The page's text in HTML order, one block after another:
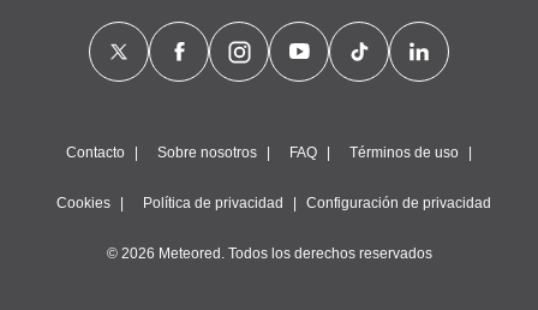
Contacto Sobre nosotros FAQ Términos de uso
Cookies Política de privacidad Configuración de privacidad
© 2026 Meteored. Todos los derechos reservados